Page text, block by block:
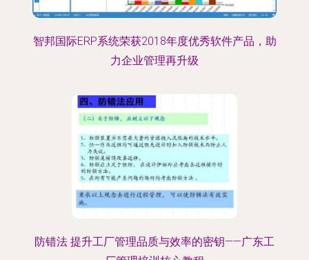
智邦国际ERP系统荣获2018年度优秀软件产品，助
力企业管理再升级
防错法 提升工厂管理品质与效率的密钥——广东工